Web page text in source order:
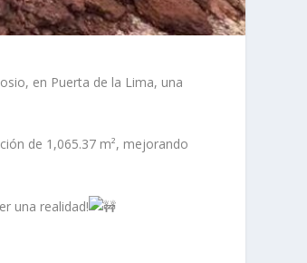
en Puerta de la Lima, una
de 1,065.37 m², mejorando
una realidad!